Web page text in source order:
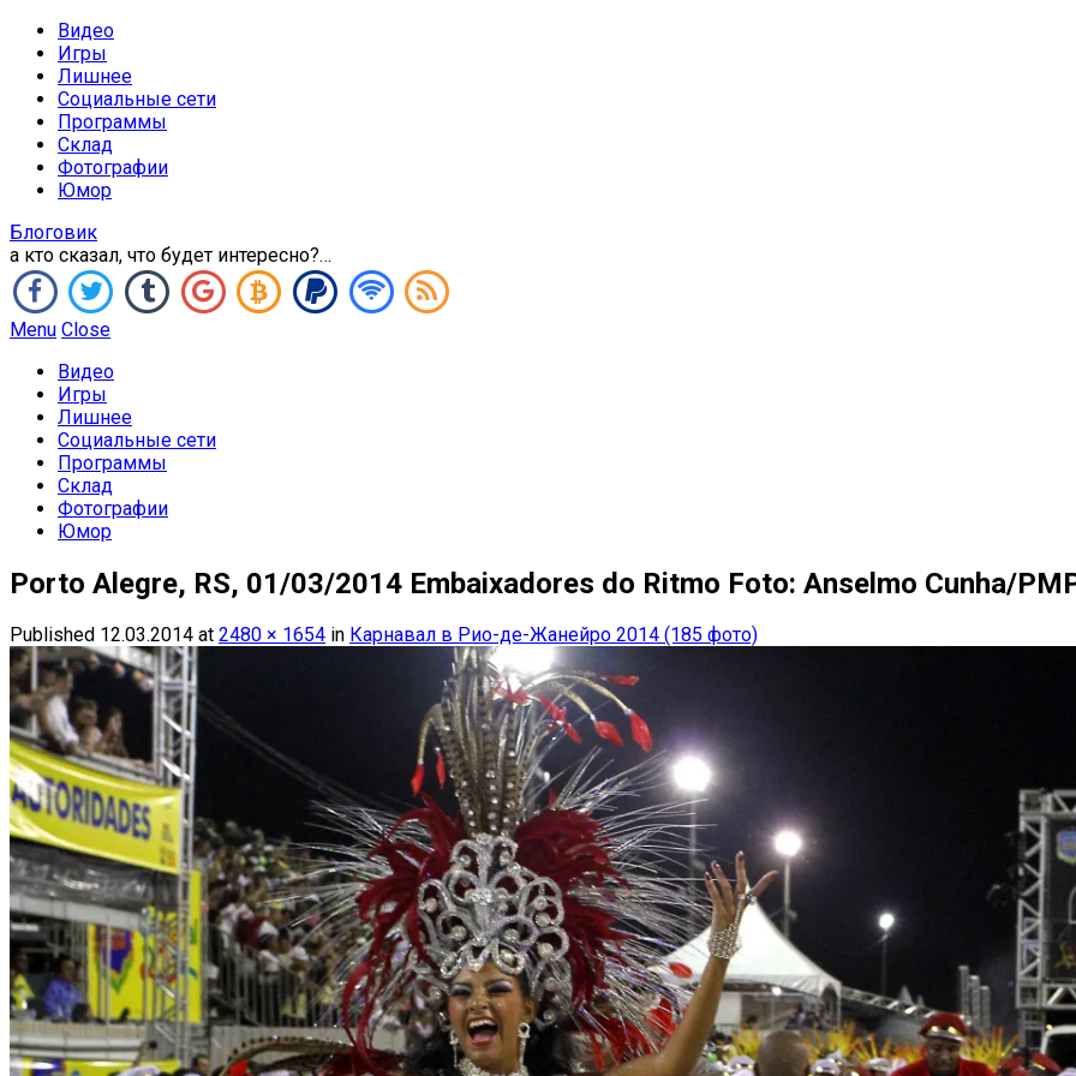
Видео
Игры
Лишнее
Социальные сети
Программы
Склад
Фотографии
Юмор
Блоговик
а кто сказал, что будет интересно?…
Menu Close
Видео
Игры
Лишнее
Социальные сети
Программы
Склад
Фотографии
Юмор
Porto Alegre, RS, 01/03/2014 Embaixadores do Ritmo Foto: Anselmo Cunha/
Published 12.03.2014 at 2480 × 1654 in Карнавал в Рио-де-Жанейро 2014 (185 фото)